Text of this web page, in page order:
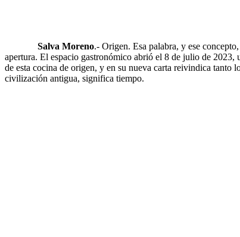
Salva Moreno.- Origen. Esa palabra, y ese
apertura. El espacio gastronómico abrió el 8 de julio de 2023,
de esta cocina de origen, y en su nueva carta reivindica tanto
civilización antigua, significa tiempo.